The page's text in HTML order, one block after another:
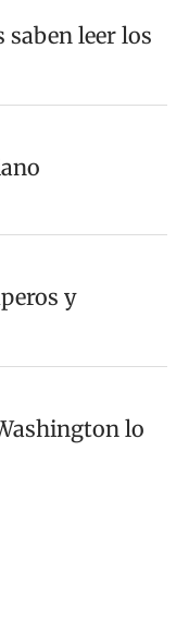
saben leer los
y
lo